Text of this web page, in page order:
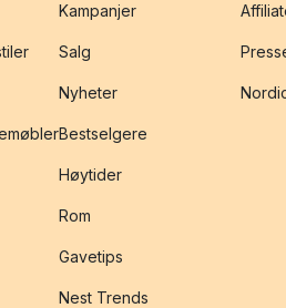
Kampanjer
Salg
Nyheter
Bestselgere
Høytider
Rom
Gavetips
Nest Trends